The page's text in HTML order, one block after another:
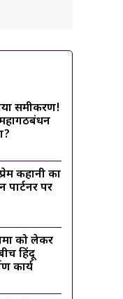
समीकरण!
कहानी का
पर
को लेकर
हिंदू
कार्य